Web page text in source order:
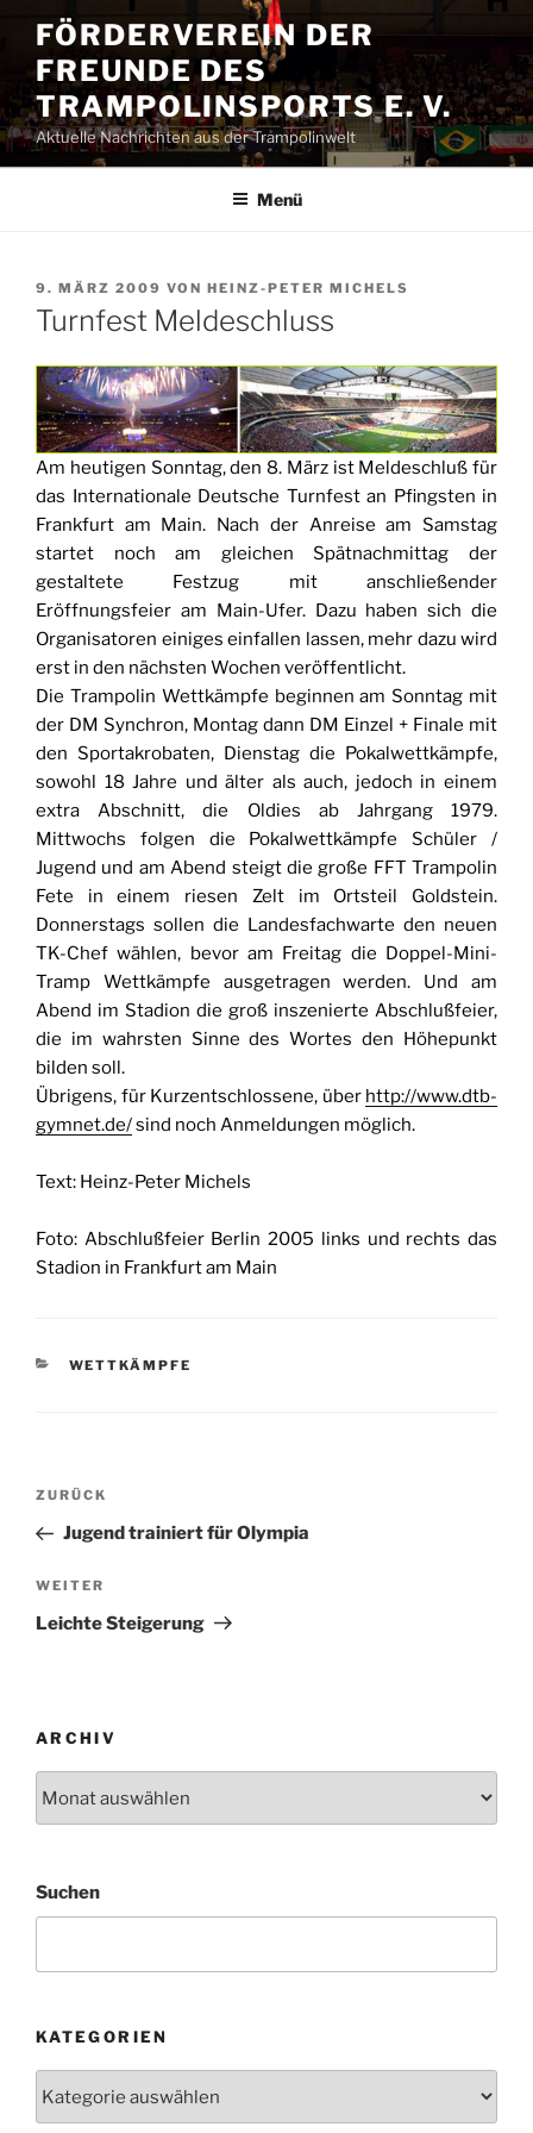
Inhalt
springen
FÖRDERVEREIN DER
FREUNDE DES
TRAMPOLINSPORTS E. V.
Aktuelle Nachrichten aus der Trampolinwelt
Menü
VERÖFFENTLICHT
AM
9. MÄRZ 2009 VON HEINZ-PETER MICHELS
Turnfest Meldeschluss
Am heutigen Sonntag, den 8. März ist Meldeschluß für
das Internationale Deutsche Turnfest an Pfingsten in
Frankfurt am Main. Nach der Anreise am Samstag
startet noch am gleichen Spätnachmittag der
gestaltete Festzug mit anschließender
Eröffnungsfeier am Main-Ufer. Dazu haben sich die
Organisatoren einiges einfallen lassen, mehr dazu wird
erst in den nächsten Wochen veröffentlicht.
Die Trampolin Wettkämpfe beginnen am Sonntag mit
der DM Synchron, Montag dann DM Einzel + Finale mit
den Sportakrobaten, Dienstag die Pokalwettkämpfe,
sowohl 18 Jahre und älter als auch, jedoch in einem
extra Abschnitt, die Oldies ab Jahrgang 1979.
Mittwochs folgen die Pokalwettkämpfe Schüler /
Jugend und am Abend steigt die große FFT Trampolin
Fete in einem riesen Zelt im Ortsteil Goldstein.
Donnerstags sollen die Landesfachwarte den neuen
TK-Chef wählen, bevor am Freitag die Doppel-Mini-
Tramp Wettkämpfe ausgetragen werden. Und am
Abend im Stadion die groß inszenierte Abschlußfeier,
die im wahrsten Sinne des Wortes den Höhepunkt
bilden soll.
Übrigens, für Kurzentschlossene, über http://www.dtb-
gymnet.de/sind noch Anmeldungen möglich.
Text: Heinz-Peter Michels
Foto: Abschlußfeier Berlin 2005 links und rechts das
Stadion in Frankfurt am Main
KATEGORIEN
WETTKÄMPFE
Beitragsnavigation
Vorheriger
Beitrag
ZURÜCK
Jugend trainiert für Olympia
Nächster
Beitrag
WEITER
Leichte Steigerung
ARCHIV
Suchen
KATEGORIEN